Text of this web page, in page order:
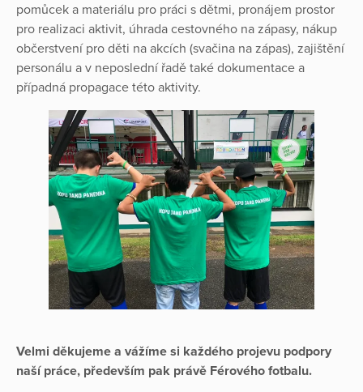
pomůcek a materiálu pro práci s dětmi, pronájem prostor
pro realizaci aktivit, úhrada cestovného na zápasy, nákup
občerstvení pro děti na akcích (svačina na zápas), zajištění
personálu a v neposlední řadě také dokumentace a
případná propagace této aktivity.
Velmi děkujeme a vážíme si každého projevu podpory
naší práce, především pak právě Férového fotbalu.